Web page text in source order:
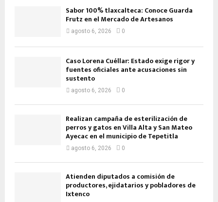
Sabor 100% tlaxcalteca: Conoce Guarda
Frutz en el Mercado de Artesanos
agosto 6, 2026 0
Caso Lorena Cuéllar: Estado exige rigor y
fuentes oficiales ante acusaciones sin
sustento
agosto 6, 2026 0
Realizan campaña de esterilización de
perros y gatos en Villa Alta y San Mateo
Ayecac en el municipio de Tepetitla
agosto 6, 2026 0
Atienden diputados a comisión de
productores, ejidatarios y pobladores de
Ixtenco